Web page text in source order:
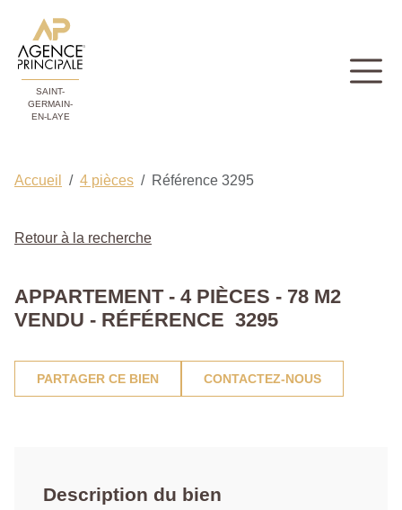
SAINT-
GERMAIN-
EN-LAYE
Accueil 4 pièces Référence 3295
Retour à la recherche
APPARTEMENT - 4 PIÈCES - 78 M2
VENDU - RÉFÉRENCE 3295
PARTAGER CE BIEN CONTACTEZ-NOUS
Description du bien